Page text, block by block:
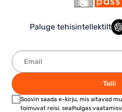
Paluge tehisintellektilt
Telli
Soovin saada e-kirju, mis aitavad
toimuvat reisi, sealhulgas